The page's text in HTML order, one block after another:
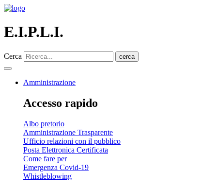
E.I.P.L.I.
Cerca cerca
Amministrazione
Accesso rapido
Albo pretorio
Amministrazione Trasparente
Ufficio relazioni con il pubblico
Posta Elettronica Certificata
Come fare per
Emergenza Covid-19
Whistleblowing